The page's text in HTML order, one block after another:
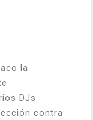
la
DJs
contra